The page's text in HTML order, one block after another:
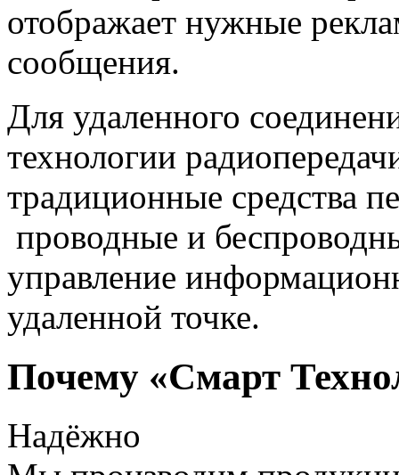
отображает нужные
сообщения.
Для удаленного
технологии
традиционные средства
проводные и
управление
удаленной точке.
Почему «Смарт
Надёжно